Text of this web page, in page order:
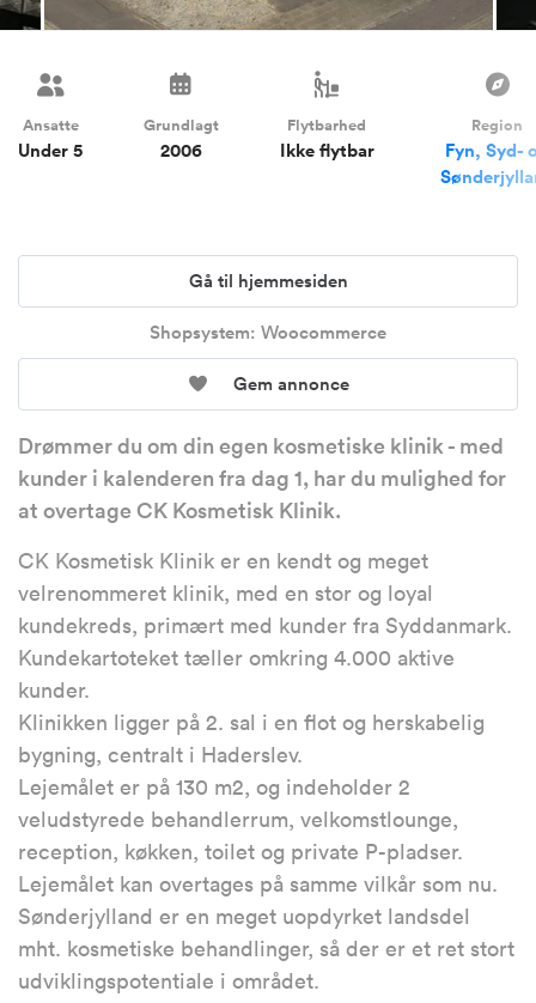
Ansatte
Under 5
Grundlagt
2006
Flytbarhed
Ikke flytbar
Region
Fyn, Syd-
Gå til hjemmesiden
Shopsystem: Woocommerce
Gem annonce
Drømmer du om din egen kosmetiske klinik - med
kunder i kalenderen fra dag 1, har du mulighed for
at overtage CK Kosmetisk Klinik.
CK Kosmetisk Klinik er en kendt og meget
velrenommeret klinik, med en stor og loyal
kundekreds, primært med kunder fra Syddanmark.
Kundekartoteket tæller omkring 4.000 aktive
kunder.
Klinikken ligger på 2. sal i en flot og herskabelig
bygning, centralt i Haderslev.
Lejemålet er på 130 m2, og indeholder 2
veludstyrede behandlerrum, velkomstlounge,
reception, køkken, toilet og private P-pladser.
Lejemålet kan overtages på samme vilkår som nu.
Sønderjylland er en meget uopdyrket landsdel
mht. kosmetiske behandlinger, så der er et ret stort
udviklingspotentiale i området.